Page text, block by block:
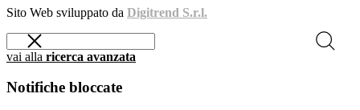
Sito Web sviluppato da Digitrend S.r.l.
vai alla ricerca avanzata
Notifiche bloccate